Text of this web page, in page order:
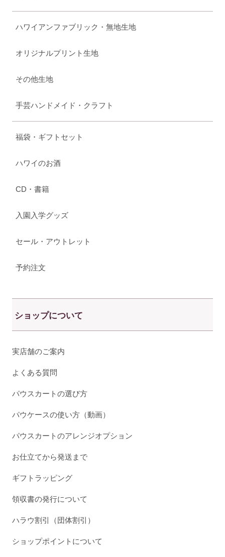
ハワイアンファブリック・無地生地
オリジナルプリント生地
その他生地
手芸ハンドメイド・クラフト
福袋・ギフトセット
ハワイのお酒
CD・書籍
入園入学グッズ
セール・アウトレット
予約注文
ショップについて
実店舗のご案内
よくある質問
パウスカートの選び方
パウケースの使い方（動画）
パウスカートのアレンジオプション
お仕立てから発送まで
ギフトラッピング
領収書の発行について
ハラウ割引（団体割引）
ショップポイントについて